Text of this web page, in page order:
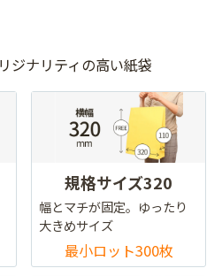
ジナリティの高い紙袋
規格サイズ320
幅とマチが固定。ゆったり
大きめサイズ
最小ロット300枚